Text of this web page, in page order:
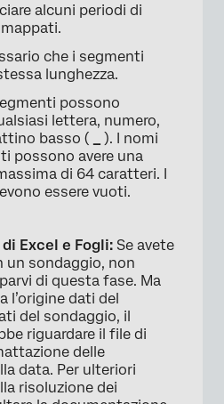
alcuni periodi di
che i segmenti
lunghezza.
possono
lettera, numero,
basso (
). I nomi
possono avere una
di 64 caratteri. I
essere vuoti.
Excel e Fogli: Se avete
un sondaggio, non
di questa fase. Ma
l’origine dati del
del sondaggio, il
riguardare il file di
delle
data. Per ulteriori
risoluzione dei